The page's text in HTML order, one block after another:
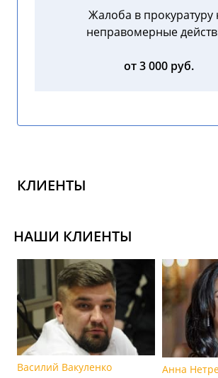
Жалоба в прокуратуру
неправомерные
от 3 000 руб.
КЛИЕНТЫ
НАШИ КЛИЕНТЫ
Василий Вакуленко Анна